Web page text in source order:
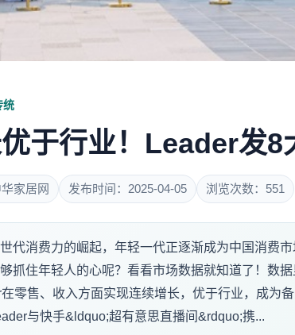
统
于行业！Leader发8
家居网 发布时间：2025-04-05 浏览次数：551
代消费力的崛起，年轻一代正逐渐成为中国消费
抓住年轻人的心呢？看看市场数据就知道了！数
在零售、收入方面实现连续增长，优于行业，成
与快手&ldquo;超有意思直播间&rdquo;携...